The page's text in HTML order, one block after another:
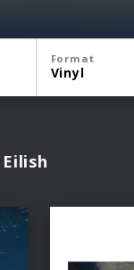
Format
Vinyl